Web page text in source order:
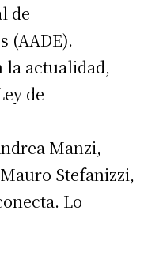
de
(AADE).
la actualidad,
de
Manzi,
Stefanizzi,
Lo